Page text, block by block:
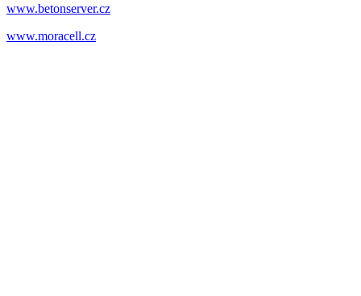
www.betonserver.cz
www.moracell.cz